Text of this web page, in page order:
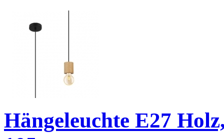
Hängeleuchte E27